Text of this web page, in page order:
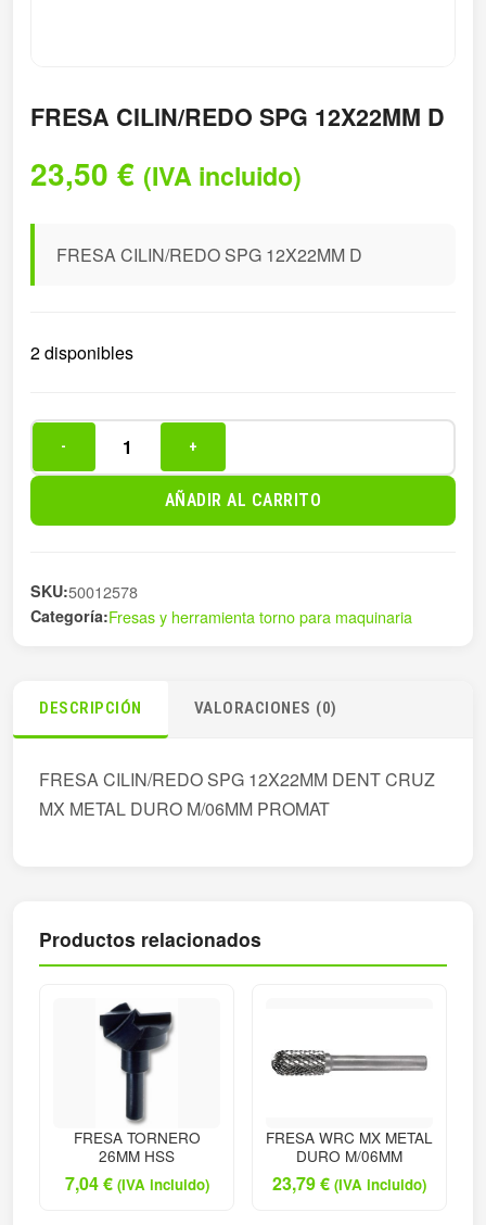
FRESA CILIN/REDO SPG 12X22MM D
23,50 € (IVA incluido)
FRESA CILIN/REDO SPG 12X22MM D
2 disponibles
CILIN/REDO
cantidad
- +
AÑADIR AL CARRITO
SKU:50012578
Categoría:Fresas y herramienta torno para maquinaria
DESCRIPCIÓN VALORACIONES (0)
FRESA CILIN/REDO SPG 12X22MM DENT CRUZ
MX METAL DURO M/06MM PROMAT
Productos relacionados
FRESA TORNERO
26MM HSS
7,04€ (IVA incluido)
FRESA WRC MX METAL
DURO M/06MM
23,79€ (IVA incluido)